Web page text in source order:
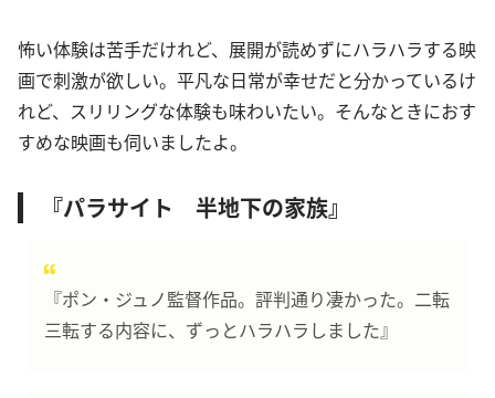
怖い体験は苦手だけれど、展開が読めずにハラハラする映
画で刺激が欲しい。平凡な日常が幸せだと分かっているけ
れど、スリリングな体験も味わいたい。そんなときにおす
すめな映画も伺いましたよ。
『パラサイト 半地下の家族』
『ポン・ジュノ監督作品。評判通り凄かった。二転
三転する内容に、ずっとハラハラしました』